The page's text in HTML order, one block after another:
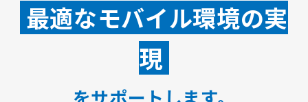
最適なモバイル環境の実
現​